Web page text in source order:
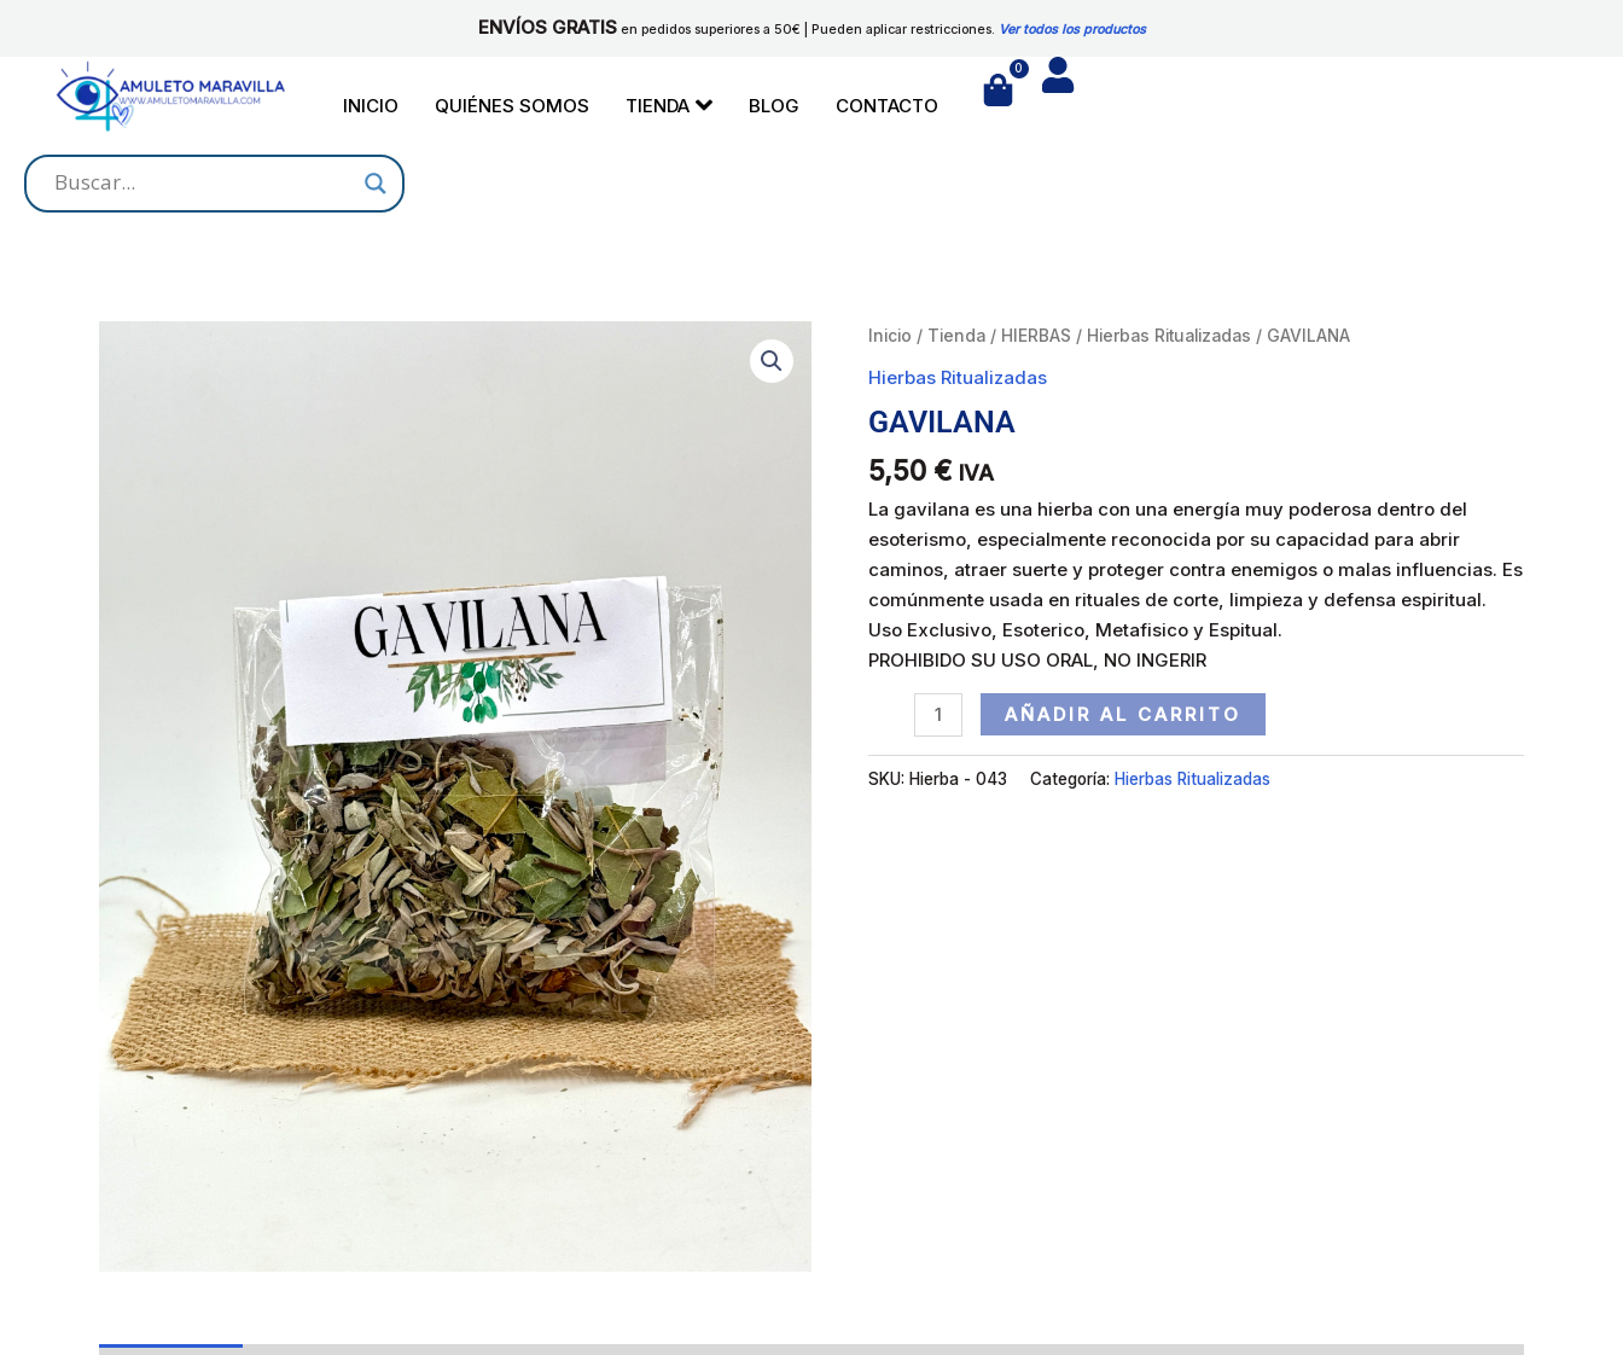
contenido
ENVÍOS GRATISen pedidos superiores a 50€ | Pueden aplicar restricciones. Ver todos los productos
INICIO QUIÉNES SOMOS TIENDA BLOG CONTACTO
0
Cart
Inicio / Tienda / HIERBAS / Hierbas Ritualizadas / GAVILANA
Hierbas Ritualizadas
GAVILANA
5,50 € IVA
La gavilana es una hierba con una energía muy poderosa dentro del
esoterismo, especialmente reconocida por su capacidad para abrir
caminos, atraer suerte y proteger contra enemigos o malas influencias. Es
comúnmente usada en rituales de corte, limpieza y defensa espiritual.
Uso Exclusivo, Esoterico, Metafisico y Espitual.
PROHIBIDO SU USO ORAL, NO INGERIR
GAVILANA
cantidad
AÑADIR AL CARRITO
SKU:Hierba - 043 Categoría:Hierbas Ritualizadas